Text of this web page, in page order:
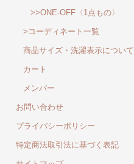
>>ONE-OFF〈1点もの〉
>コーディネート一覧
商品サイズ・洗濯表示について
カート
メンバー
お問い合わせ
プライバシーポリシー
特定商法取引法に基づく表記